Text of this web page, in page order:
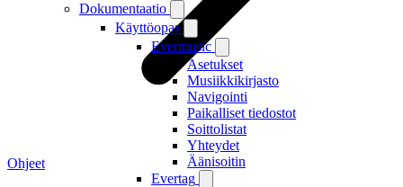
Dokumentaatio
Käyttöopas
Evermusic
Asetukset
Musiikkikirjasto
Navigointi
Paikalliset tiedostot
Soittolistat
Yhteydet
Äänisoitin
Evertag
Ohjeet